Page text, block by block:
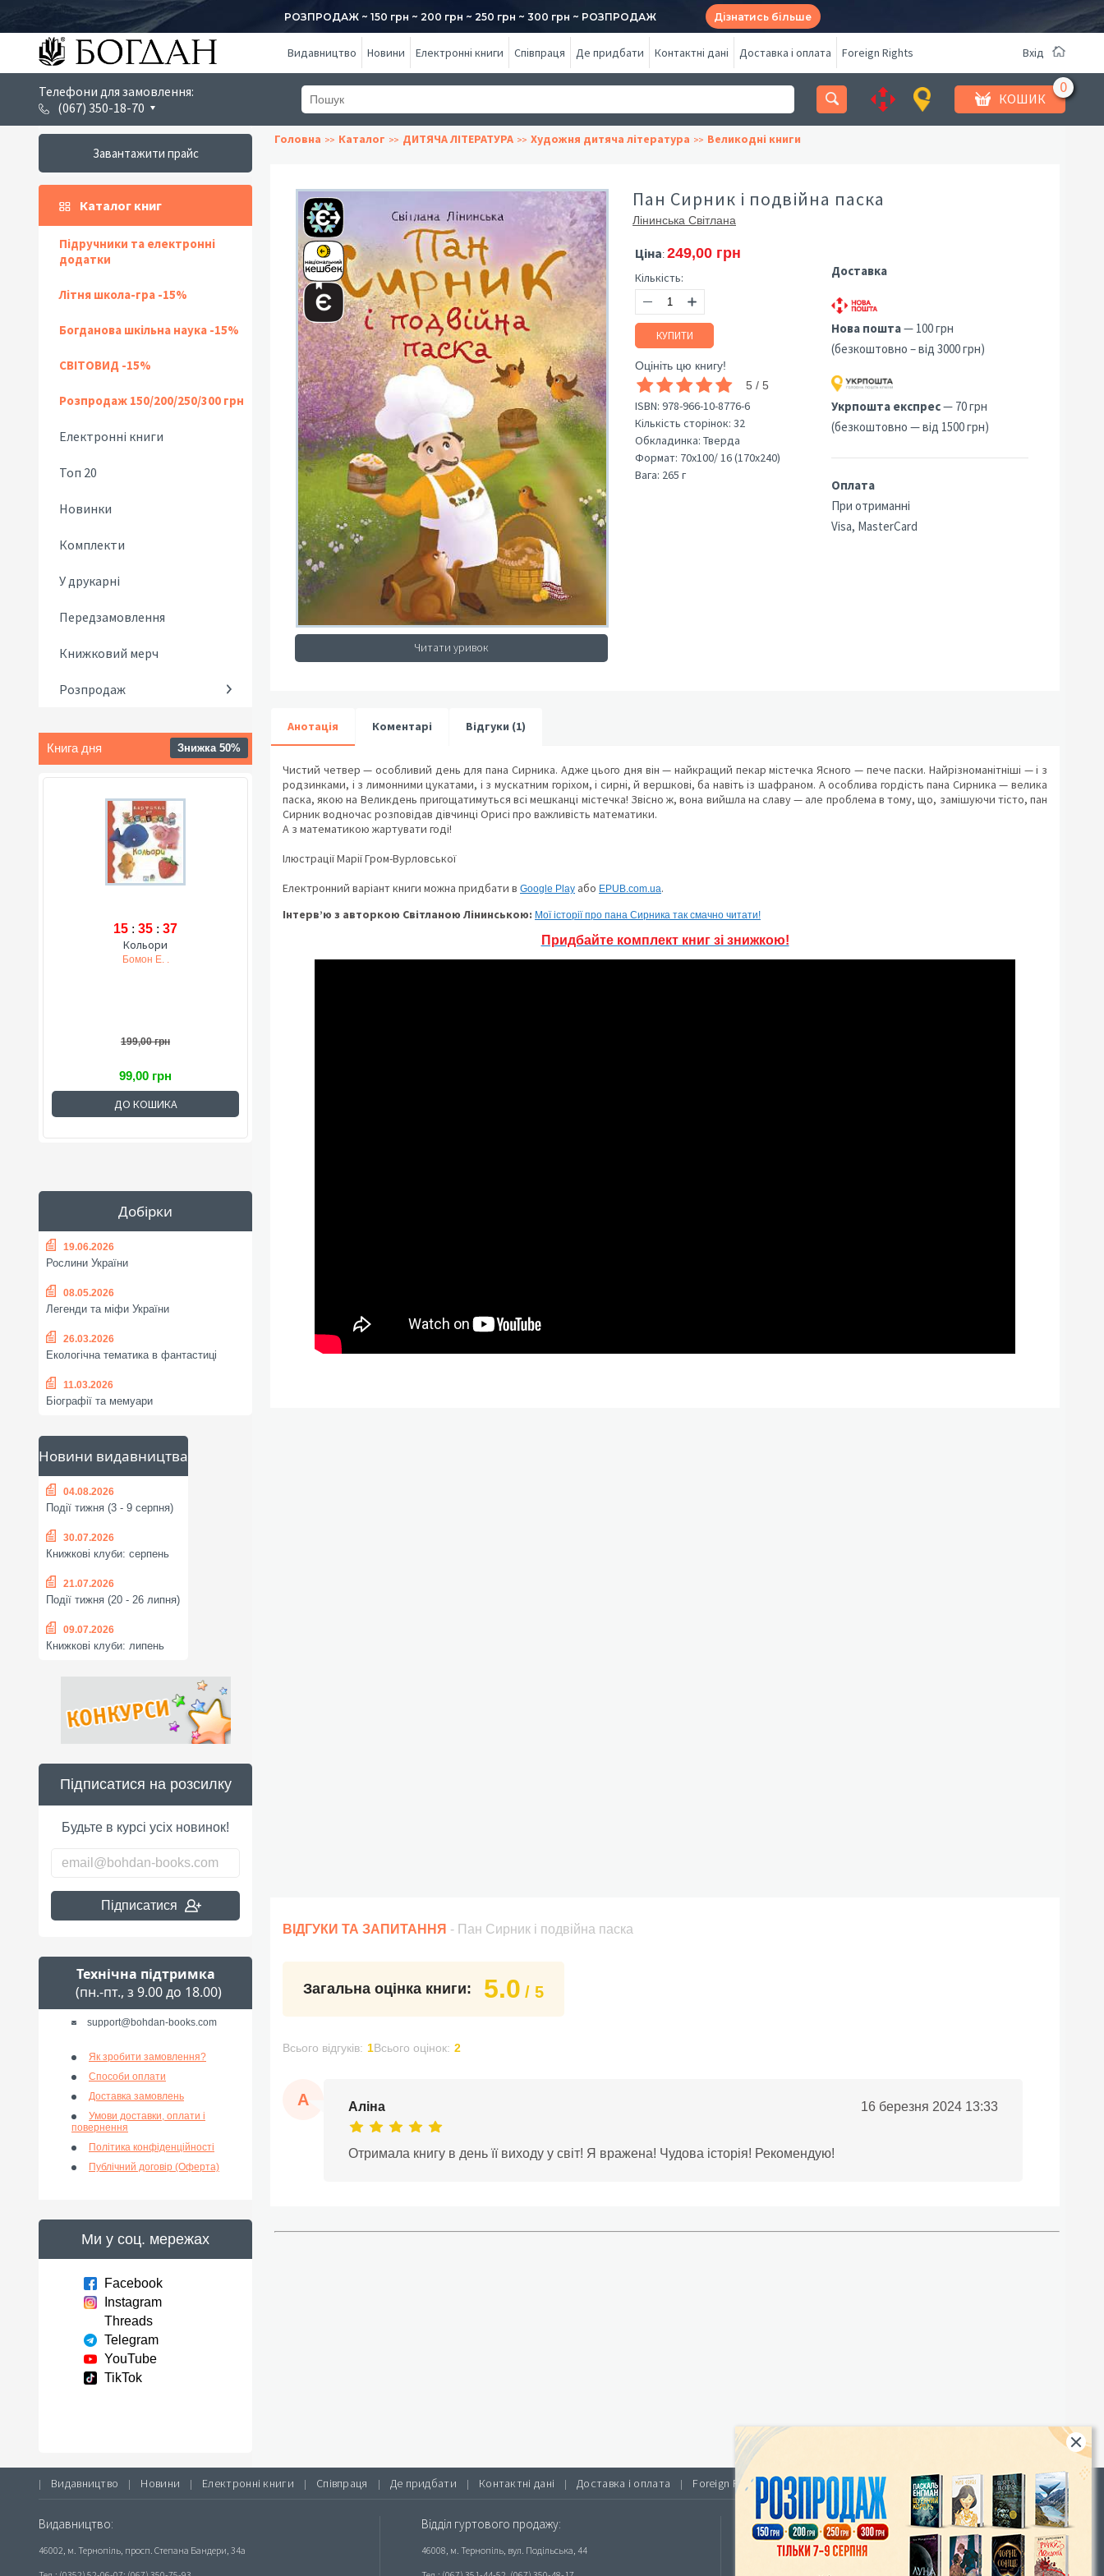
РОЗПРОДАЖ ~ 150 грн ~ 200 грн ~ 250 грн ~ 300 грн ~ РОЗПРОДАЖ Дізнатись більше
Видавництво Новини Електронні книги Співпраця Де придбати Контактні дані Доставка і оплата Foreign Rights Вхід
Телефони для замовлення:
(067) 350-18-70
КОШИК
Завантажити прайс
Каталог книг
Підручники та електронні
додатки
Літня школа-гра -15%
Богданова шкільна наука -15%
СВІТОВИД -15%
Розпродаж 150/200/250/300 грн
Електронні книги
Топ 20
Новинки
Комплекти
У друкарні
Передзамовлення
Книжковий мерч
Розпродаж
Книга дня Знижка 50%
15 : 35 : 36
Кольори
Бомон Е. .
199,00 грн
99,00 грн
ДО КОШИКА
Добірки
19.06.2026
Рослини України
08.05.2026
Легенди та міфи України
26.03.2026
Екологічна тематика в фантастиці
11.03.2026
Біографії та мемуари
Новини видавництва
04.08.2026
Події тижня (3 - 9 серпня)
30.07.2026
Книжкові клуби: серпень
21.07.2026
Події тижня (20 - 26 липня)
09.07.2026
Книжкові клуби: липень
Підписатися на розсилку
Будьте в курсі усіх новинок!
Підписатися
Технічна підтримка
(пн.-пт., з 9.00 до 18.00)
support@bohdan-books.com
Як зробити замовлення?
Способи оплати
Доставка замовлень
Умови доставки, оплати і
повернення
Політика конфіденційності
Публічний договір (Оферта)
Ми у соц. мережах
Facebook
Instagram
Threads
Telegram
YouTube
TikTok
Головна Каталог ДИТЯЧА ЛІТЕРАТУРА Художня дитяча література Великодні книги
Читати уривок
Пан Сирник і подвійна паска
Лінинська Світлана
Ціна: 249,00 грн
Кількість:
КУПИТИ
Оцініть цю книгу!
5 / 5
ISBN: 978-966-10-8776-6
Кількість сторінок: 32
Обкладинка: Тверда
Формат: 70х100/ 16 (170х240)
Вага: 265 г
Доставка
Нова пошта— 100 грн
(безкоштовно – від 3000 грн)
Укрпошта експрес— 70 грн
(безкоштовно — від 1500 грн)
Оплата
При отриманні
Visa, MasterCard
Анотація Коментарі Відгуки (1)
Чистий четвер — особливий день для пана Сирника. Адже цього дня він — найкращий пекар містечка Ясного — пече паски. Найрізноманітніші — і з
родзинками, і з лимонними цукатами, і з мускатним горіхом, і сирні, й вершкові, ба навіть із шафраном. А особлива гордість пана Сирника — велика
паска, якою на Великдень пригощатимуться всі мешканці містечка! Звісно ж, вона вийшла на славу — але проблема в тому, що, замішуючи тісто, пан
Сирник водночас розповідав дівчинці Орисі про важливість математики.
А з математикою жартувати годі!
Ілюстрації Марії Гром-Вурловської
Електронний варіант книги можна придбати в Google Play або ЕPUB.com.ua.
Інтерв’ю з авторкою Світланою Лінинською: Мої історії про пана Сирника так смачно читати!
Придбайте комплект книг зі знижкою!
ВІДГУКИ ТА ЗАПИТАННЯ - Пан Сирник і подвійна паска
Загальна оцінка книги: 5.0 / 5
Всього відгуків: 1Всього оцінок: 2
А Аліна 16 березня 2024 13:33
Отримала книгу в день її виходу у світ! Я вражена! Чудова історія! Рекомендую!
| Видавництво | Новини | Електронні книги | Співпраця | Де придбати | Контактні дані | Доставка і оплата | Foreign Rights |
Видавництво:
46002, м. Тернопіль, просп. Степана Бандери, 34а
Відділ гуртового продажу:
46008, м. Тернопіль, вул. Подільська, 44
Інтернет-магазин «Видавництво Богдан»:
46018, м. Тернопіль, А/С 529